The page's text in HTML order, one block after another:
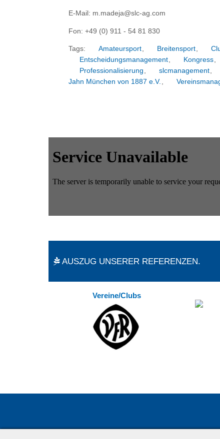
E-Mail: m.madeja@slc-ag.com
Fon: +49 (0) 911 - 54 81 830
Tags: Amateursport, Breitensport,
Entscheidungsmanagement, Kongress,
Professionalisierung , slcmanagement,
Jahn München von 1887 e.V. ,
AUSZUG UNSERER REFERENZEN.
Vereine/Clubs